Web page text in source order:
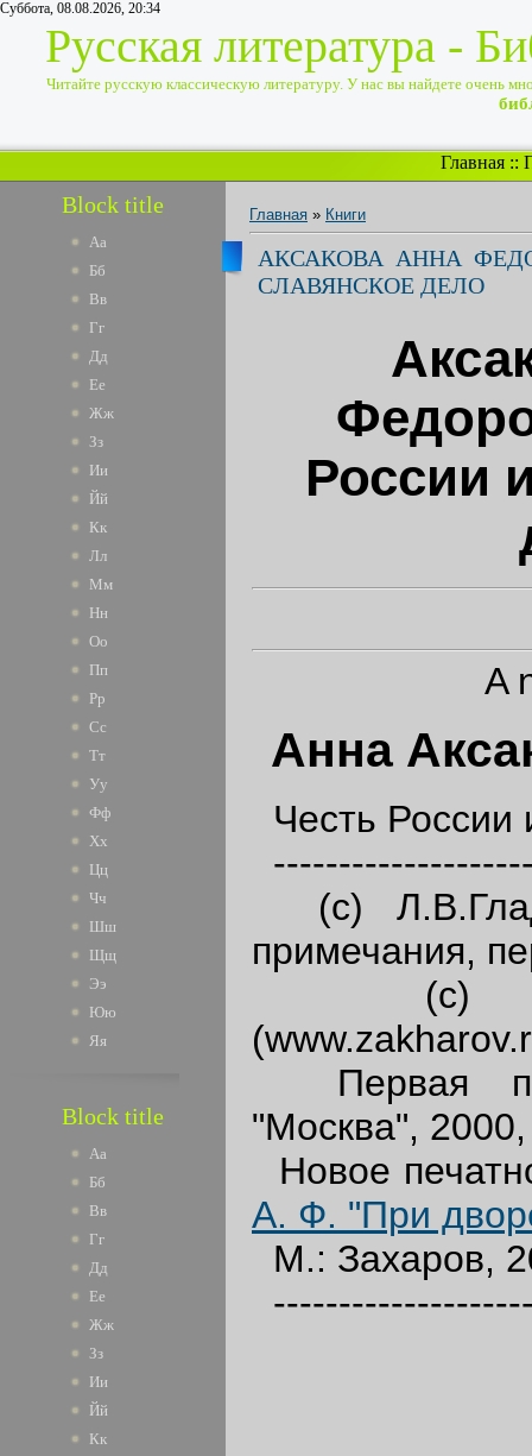
Суббота, 08.08.2026, 20:34
Русская литература -
Читайте русскую классическую литературу. У нас вы найдете очень
Главная ::
Block title
Аа
Бб
Вв
Гг
Дд
Ее
Жж
Зз
Ии
Йй
Кк
Лл
Мм
Нн
Оо
Пп
Рр
Сс
Тт
Уу
Фф
Хх
Цц
Чч
Шш
Щщ
Ээ
Юю
Яя
Block title
Аа
Бб
Вв
Гг
Дд
Ее
Жж
Зз
Ии
Йй
Кк
Главная » Книги
АКСАКОВА АННА
СЛАВЯНСКОЕ ДЕЛО
России
A
Анна
Честь России
(с)
примечания,
(с)
Первая
"Москва",
Новое
А. Ф. "При
М.: Захаров,